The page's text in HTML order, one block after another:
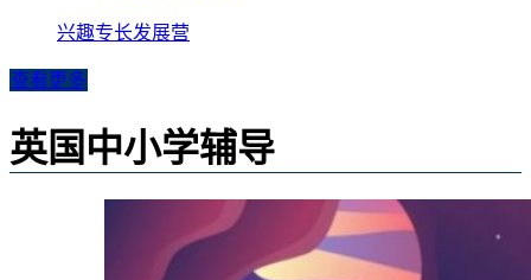
兴趣专长发展营
查看更多
英国中小学辅导